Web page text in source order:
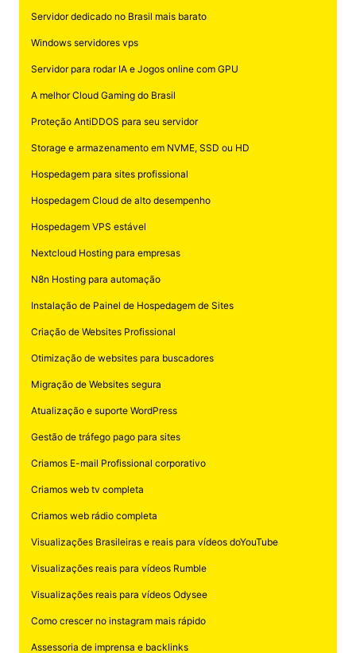
Servidor dedicado no Brasil mais barato
Windows servidores vps
Servidor para rodar IA e Jogos online com GPU
A melhor Cloud Gaming do Brasil
Proteção AntiDDOS para seu servidor
Storage e armazenamento em NVME, SSD ou HD
Hospedagem para sites profissional
Hospedagem Cloud de alto desempenho
Hospedagem VPS estável
Nextcloud Hosting para empresas
N8n Hosting para automação
Instalação de Painel de Hospedagem de Sites
Criação de Websites Profissional
Otimização de websites para buscadores
Migração de Websites segura
Atualização e suporte WordPress
Gestão de tráfego pago para sites
Criamos E-mail Profissional corporativo
Criamos web tv completa
Criamos web rádio completa
Visualizações Brasileiras e reais para vídeos doYouTube
Visualizações reais para vídeos Rumble
Visualizações reais para vídeos Odysee
Como crescer no instagram mais rápido
Assessoria de imprensa e backlinks